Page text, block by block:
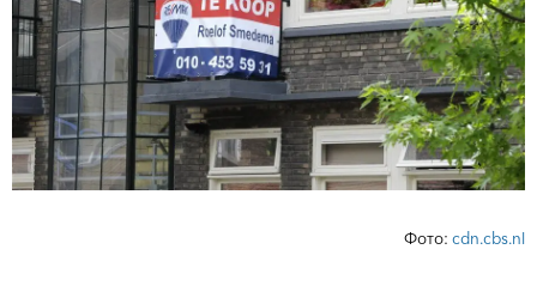
Фото: cdn.cbs.nl